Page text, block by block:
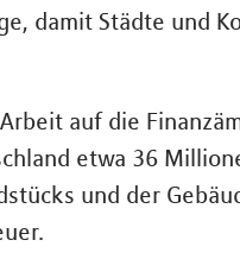
damit Städte und
auf die
etwa 36
und der